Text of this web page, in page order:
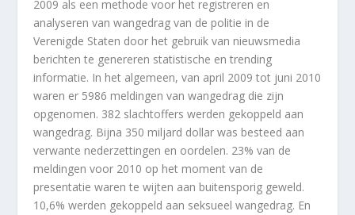
2009 als een methode voor het registreren en
analyseren van wangedrag van de politie in de
Verenigde Staten door het gebruik van nieuwsmedia
berichten te genereren statistische en trending
informatie. In het algemeen, van april 2009 tot juni 2010
waren er 5986 meldingen van wangedrag die zijn
opgenomen. 382 slachtoffers werden gekoppeld aan
wangedrag. Bijna 350 miljard dollar was besteed aan
verwante nederzettingen en oordelen. 23% van de
meldingen voor 2010 op het moment van de
presentatie waren te wijten aan buitensporig geweld.
10,6% werden gekoppeld aan seksueel wangedrag. En